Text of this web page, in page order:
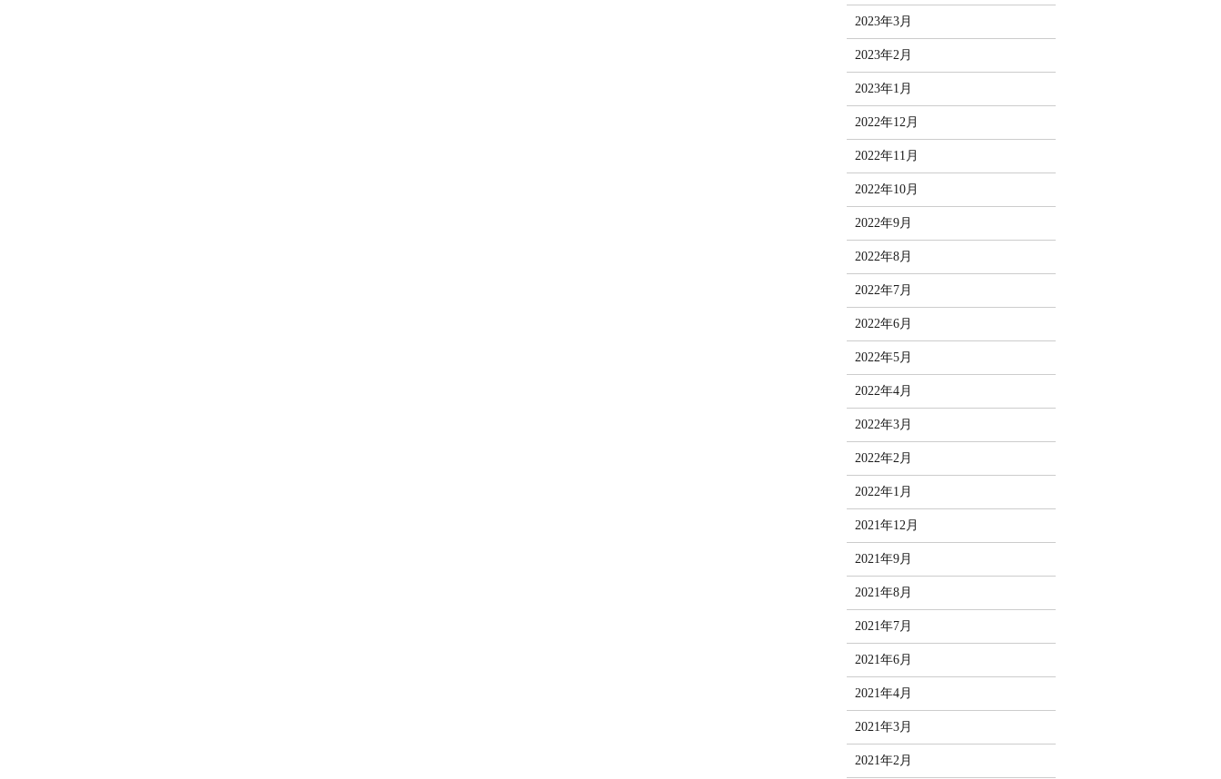
2023年3月
2023年2月
2023年1月
2022年12月
2022年11月
2022年10月
2022年9月
2022年8月
2022年7月
2022年6月
2022年5月
2022年4月
2022年3月
2022年2月
2022年1月
2021年12月
2021年9月
2021年8月
2021年7月
2021年6月
2021年4月
2021年3月
2021年2月